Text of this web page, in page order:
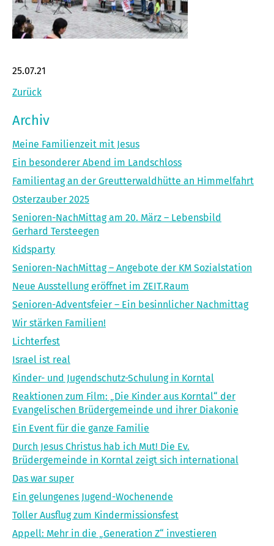
25.07.21
Zurück
Archiv
Meine Familienzeit mit Jesus
Ein besonderer Abend im Landschloss
Familientag an der Greutterwaldhütte an Himmelfahrt
Osterzauber 2025
Senioren-NachMittag am 20. März – Lebensbild
Gerhard Tersteegen
Kidsparty
Senioren-NachMittag – Angebote der KM Sozialstation
Neue Ausstellung eröffnet im ZEIT.Raum
Senioren-Adventsfeier – Ein besinnlicher Nachmittag
Wir stärken Familien!
Lichterfest
Israel ist real
Kinder- und Jugendschutz-Schulung in Korntal
Reaktionen zum Film: „Die Kinder aus Korntal“ der
Evangelischen Brüdergemeinde und ihrer Diakonie
Ein Event für die ganze Familie
Durch Jesus Christus hab ich Mut! Die Ev.
Brüdergemeinde in Korntal zeigt sich international
Das war super
Ein gelungenes Jugend-Wochenende
Toller Ausflug zum Kindermissionsfest
Appell: Mehr in die „Generation Z“ investieren